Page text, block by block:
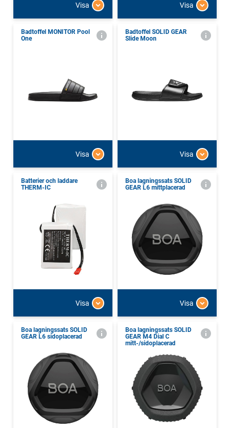
Visa Visa
Badtoffel MONITOR Pool
One
Visa
Badtoffel SOLID GEAR
Slide Moon
Visa
Batterier och laddare
THERM-IC
Visa
Boa lagningssats SOLID
GEAR L6 mittplacerad
Visa
Boa lagningssats SOLID
GEAR L6 sidoplacerad
Boa lagningssats SOLID
GEAR M4 Dial C
mitt-/sidoplacerad